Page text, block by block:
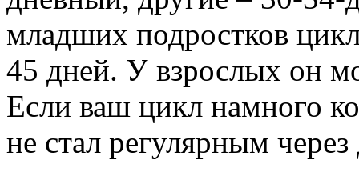
младших подростков
45 дней. У взрослых он
Если ваш цикл намного
не стал регулярным через